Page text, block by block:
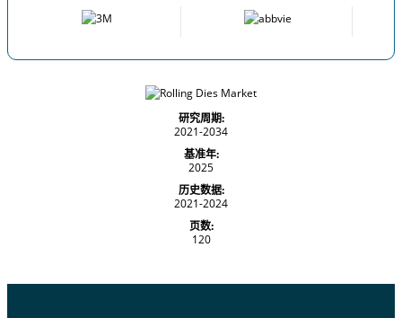
研究周期:
2021-2034
基准年:
2025
历史数据:
2021-2024
页数:
120